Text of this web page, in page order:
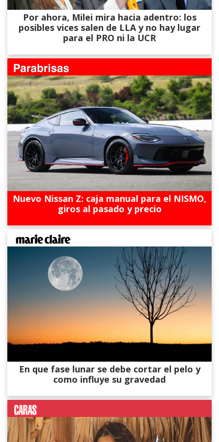
Por ahora, Milei mira hacia adentro: los
posibles vices salen de LLA y no hay lugar
para el PRO ni la UCR
Nuevo Nissan Z: caja manual para el NISMO,
giros al pasado y precio
En que fase lunar se debe cortar el pelo y
como influye su gravedad